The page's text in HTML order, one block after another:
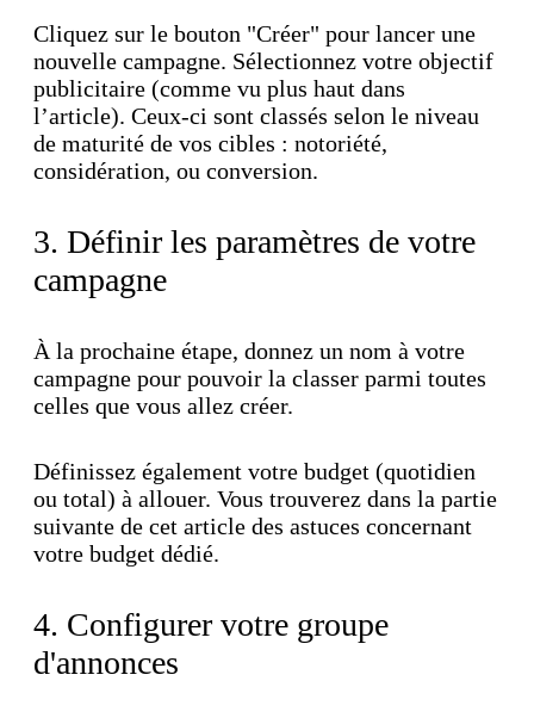
Cliquez sur le bouton "Créer" pour lancer une
nouvelle campagne. Sélectionnez votre objectif
publicitaire (comme vu plus haut dans
l’article). Ceux-ci sont classés selon le niveau
de maturité de vos cibles : notoriété,
considération, ou conversion.
3. Définir les paramètres de votre
campagne
À la prochaine étape, donnez un nom à votre
campagne pour pouvoir la classer parmi toutes
celles que vous allez créer.
Définissez également votre budget (quotidien
ou total) à allouer. Vous trouverez dans la partie
suivante de cet article des astuces concernant
votre budget dédié.
4. Configurer votre groupe
d'annonces